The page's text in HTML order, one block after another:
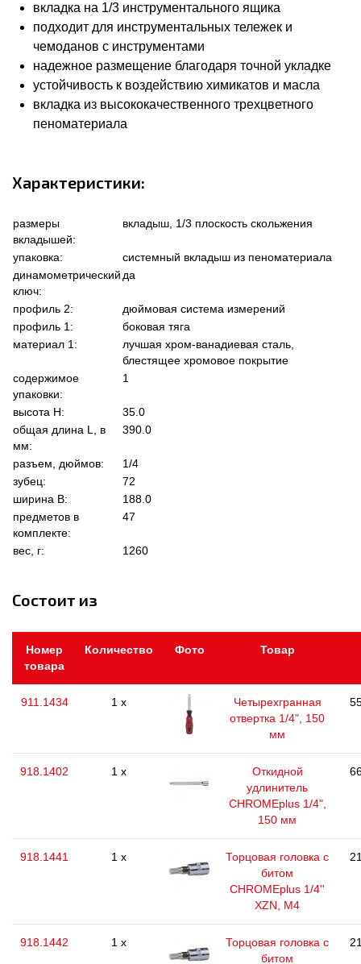
вкладка на 1/3 инструментального ящика
подходит для инструментальных тележек и
чемоданов с инструментами
надежное размещение благодаря точной укладке
устойчивость к воздействию химикатов и масла
вкладка из высококачественного трехцветного
пеноматериала
Характеристики:
размеры
вкладышей:
вкладыш, 1/3 плоскость скольжения
упаковка:
системный вкладыш из пеноматериала
динамометрический
ключ:
да
профиль 2:
дюймовая система измерений
профиль 1:
боковая тяга
материал 1:
лучшая хром-ванадиевая сталь,
блестящее хромовое покрытие
содержимое
упаковки:
1
высота Н:
35.0
общая длина L, в
мм:
390.0
разъем, дюймов:
1/4
зубец:
72
ширина В:
188.0
предметов в
комплекте:
47
вес, г: 1260
Состоит из
Номер
товара
Количество Фото Товар
911.1434 1 x
Четырехгранная
отвертка 1/4", 150
мм
918.1402 1 x
Откидной
удлинитель
CHROMEplus 1/4",
150 мм
918.1441 1 x
Торцовая головка с
битом
CHROMEplus 1/4''
XZN, M4
918.1442 1 x
Торцовая головка с
битом